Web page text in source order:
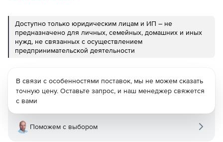
Доступно только юридическим лицам и ИП – не
предназначено для личных, семейных, домашних и иных
нужд, не связанных с осуществлением
предпринимательской деятельности
В связи с особенностями поставок, мы не можем сказать
точную цену. Оставьте запрос, и наш менеджер свяжется
с вами
Поможем с выбором